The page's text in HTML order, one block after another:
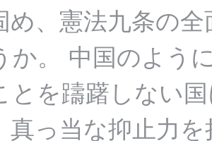
め、憲法九条の
か。 中国のよう
とを躊躇しない
真っ当な抑止力